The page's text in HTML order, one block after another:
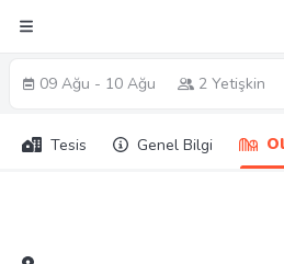
09 Ağu - 10 Ağu 2 Yetişkin
Tesis Genel Bilgi